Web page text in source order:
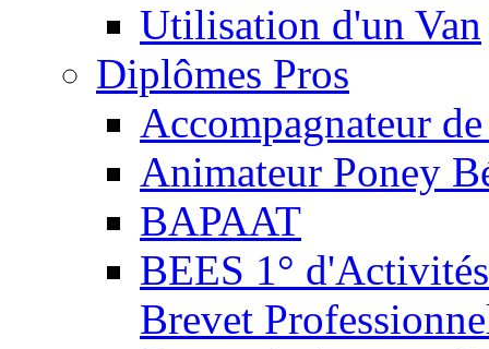
Utilisation d'un Van
Diplômes Pros
Accompagnateur
Animateur Poney
BAPAAT
BEES 1°
Brevet